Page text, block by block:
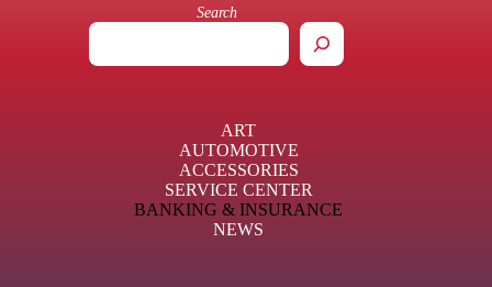
Search
ART
AUTOMOTIVE
ACCESSORIES
SERVICE CENTER
BANKING & INSURANCE
NEWS